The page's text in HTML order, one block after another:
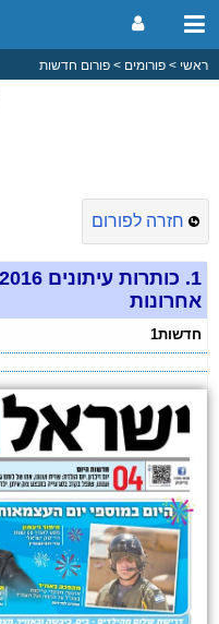
ראשי פורומים פורום חדשות
חזרה לפורום
1.
אחרונות
חדשות1